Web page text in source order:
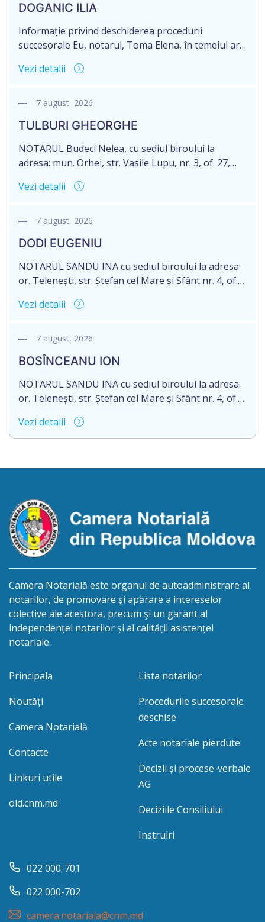
Eliberarea certificatului de moștenitor este […]
DOGANIC ILIA
Informație privind deschiderea procedurii
succesorale Eu, notarul, Toma Elena, în temeiul art.
notific Moștenitorii/ persoană care are un interes
notariale în urma decesului cet. DOGANIC ILIA,
2007040006216. Eliberarea certificatului de
moștenitor este planificată în prealabil pentru […]
Vezi detalii
7 august, 2026
TULBURI GHEORGHE
NOTARUL Budeci Nelea, cu sediul biroului la
adresa: mun. Orhei, str. Vasile Lupu, nr. 3, of. 27,
în urma decesului cet. TULBURI GHEORGHE,
decedat/ă la 16 mai 2026. Eliberarea certificatului de
de 16.05.2027 termenul de opțiune pentru
acceptarea […]
Vezi detalii
7 august, 2026
DODI EUGENIU
NOTARUL SANDU INA cu sediul biroului la adresa:
or. Telenești, str. Ștefan cel Mare și Sfânt nr. 4, of.
succesorale în urma decesului cet. DODI EUGENIU,
2003035009604, decedat/ă la data de 12.01.2026
/doisprezece ianuarie anul două mii douăzeci și
șase/. Eliberarea certificatului de moștenitor este
[…]
Vezi detalii
7 august, 2026
BOSÎNCEANU ION
NOTARUL SANDU INA cu sediul biroului la adresa:
or. Telenești, str. Ștefan cel Mare și Sfânt nr. 4, of.
succesorale în urma decesului cet. BOSÎNCEANU
ION, născut/ă la 21.07.1980, cod personal
/cincisprezece mai anul două mii douăzeci și unu/.
Vezi detalii
Camera Notarială este organul de autoadministrare al
notarilor, de promovare şi apărare a intereselor
colective ale acestora, precum şi un garant al
independenței notarilor și al calității asistenței
notariale.
Principala
Noutăți
Camera Notarială
Contacte
Linkuri utile
old.cnm.md
Lista notarilor
Procedurile succesorale
deschise
Acte notariale pierdute
Decizii și procese-verbale
AG
Deciziile Consiliului
Instruiri
022 000-701
022 000-702
camera.notariala@cnm.md